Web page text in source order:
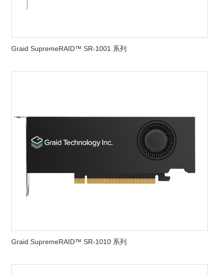
Graid SupremeRAID™ SR-1001 系列
Graid SupremeRAID™ SR-1010 系列